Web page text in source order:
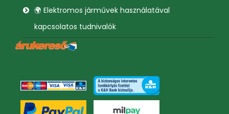
🌍 Elektromos járművek használatával
kapcsolatos tudnivalók